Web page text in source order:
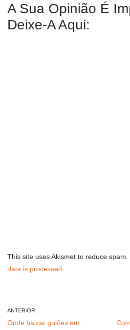
A Sua Opinião É
Deixe-A Aqui:
This site uses Akismet to reduce spam.
data is processed.
ANTERIOR
Onde baixar guiões em